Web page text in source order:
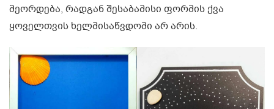
მეორდება, რადგან შესაბამისი ფორმის ქვა
ყოველთვის ხელმისაწვდომი არ არის.